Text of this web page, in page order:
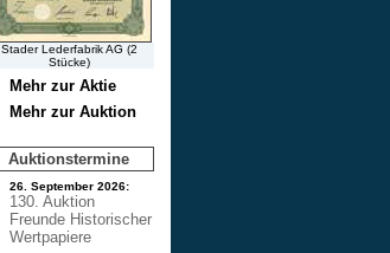
Stader Lederfabrik AG (2
Stücke)
Mehr zur Aktie
Mehr zur Auktion
Auktionstermine
26. September 2026:
130. Auktion
Freunde Historischer
Wertpapiere